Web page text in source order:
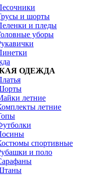
и шорты
и пледы
уборы
ОДЕЖДА
летние
летние
спортивные
и поло